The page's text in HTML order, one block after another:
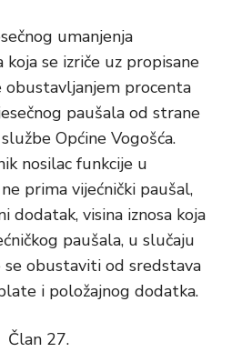
umanjenja
koja se izriče uz propisane
obustavljanjem procenta
paušala od strane
Općine Vogošća.
nosilac funkcije u
prima vijećnički paušal,
dodatak, visina iznosa koja
paušala, u slučaju
se obustaviti od sredstava
i položajnog dodatka.
Član 27.